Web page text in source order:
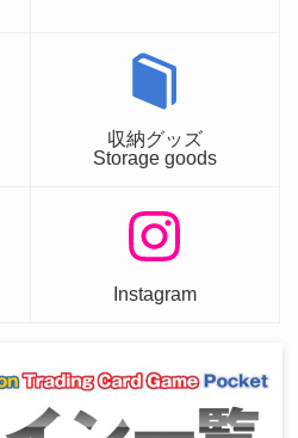
収納グッズ
Storage goods
Instagram